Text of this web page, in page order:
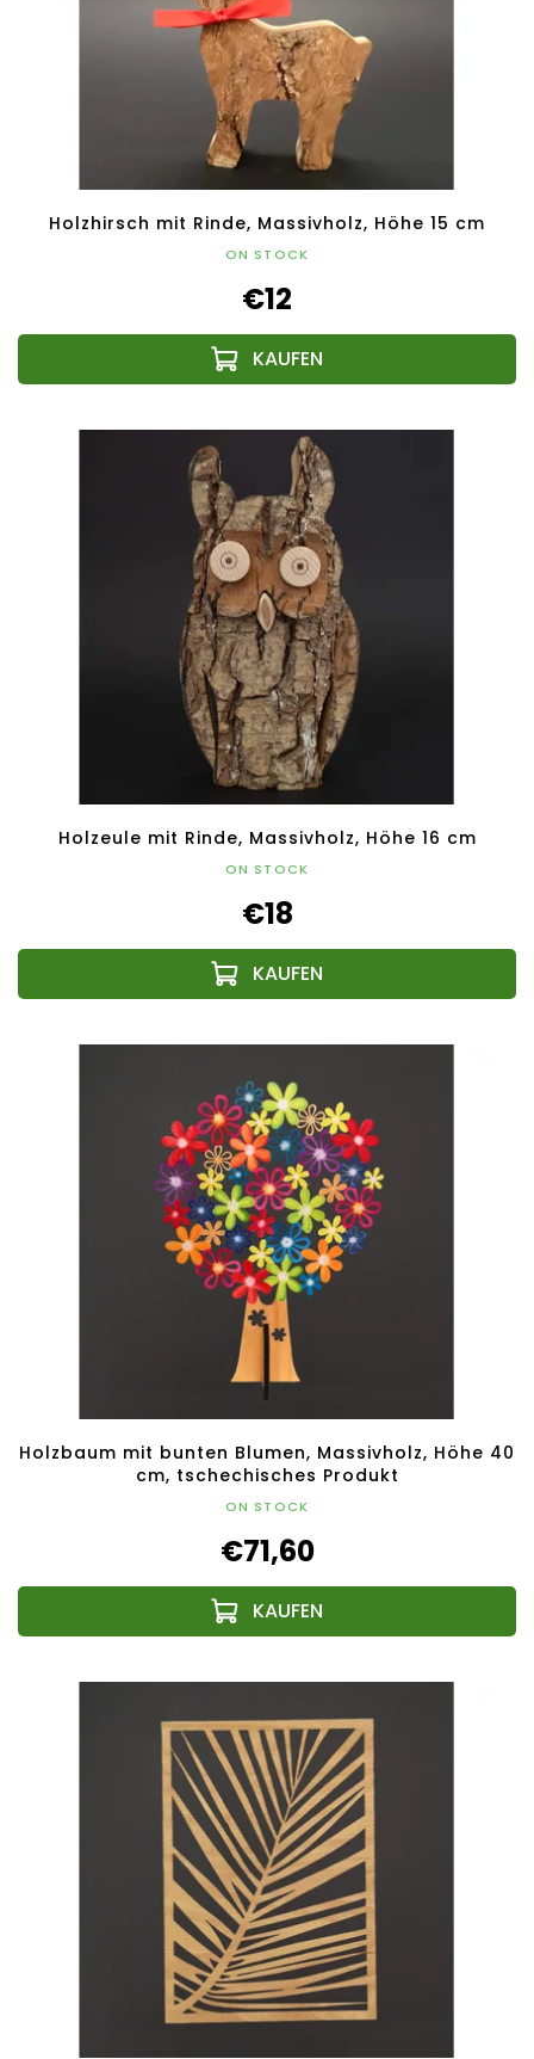
Holzhirsch mit Rinde, Massivholz, Höhe 15 cm
ON STOCK
€12
Holzeule mit Rinde, Massivholz, Höhe 16 cm
ON STOCK
€18
Holzbaum mit bunten Blumen, Massivholz, Höhe 40
cm, tschechisches Produkt
ON STOCK
€71,60